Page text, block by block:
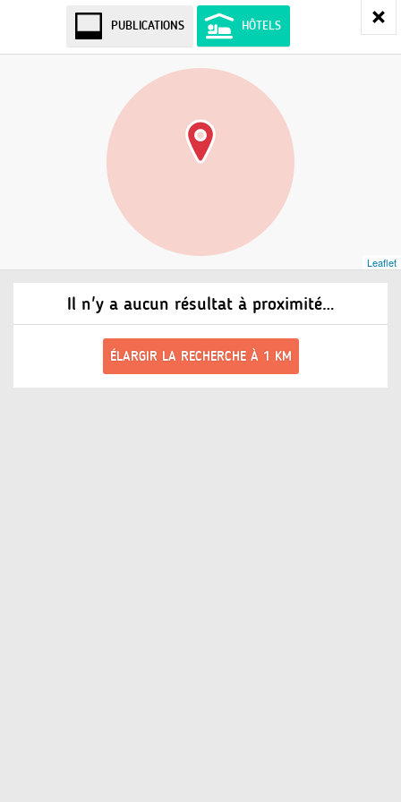
PUBLICATIONS HÔTELS
Il n'y a aucun résultat à proximité…
ÉLARGIR LA RECHERCHE À 1 KM
Leaflet